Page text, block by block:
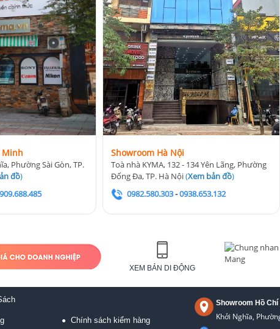
Minh
Phường Sài Gòn, TP.
đồ)
Showroom Hà Nội
Toà nhà KYMA, 132 - 134 Yên Lãng, Phường
Đống Đa, TP. Hà Nội(Xem bản đồ)
0982.580.303-0938.653.132
XEM BẢN DI ĐỘNG
● Chính sách kiểm hàng
Showroom Hồ Chí
Khởi Nghĩa,